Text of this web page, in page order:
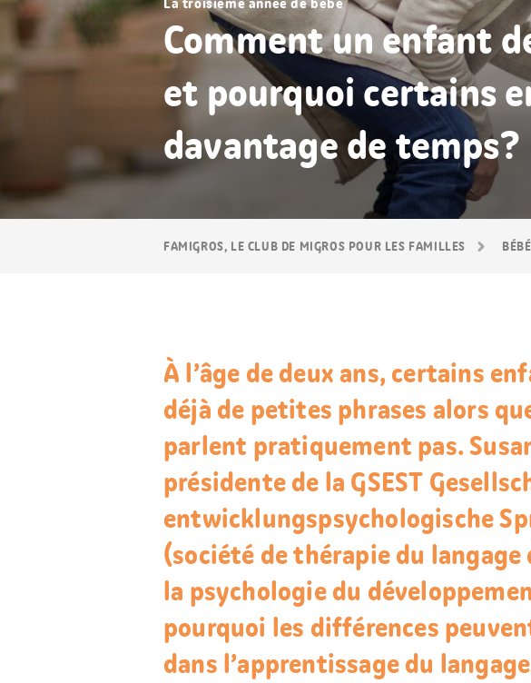
FAMIGROS, LE CLUB DE MIGROS POUR LES FAMILLES
Comment un enfant
et pourquoi certains
davantage de temps?
À l’âge de deux ans, certains
déjà de petites phrases alors
parlent pratiquement pas.
présidente de la GSEST
entwicklungspsychologische
(société de thérapie du
la psychologie du
pourquoi les différences
dans l’apprentissage du